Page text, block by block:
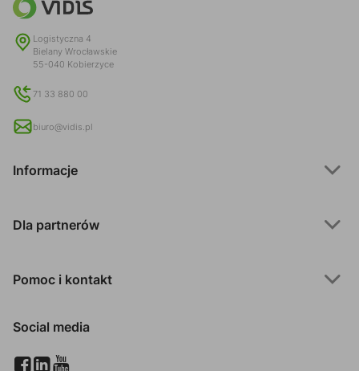
Logistyczna 4
Bielany Wrocławskie
55-040 Kobierzyce
71 33 880 00
biuro@vidis.pl
Informacje
Dla partnerów
Pomoc i kontakt
Social media